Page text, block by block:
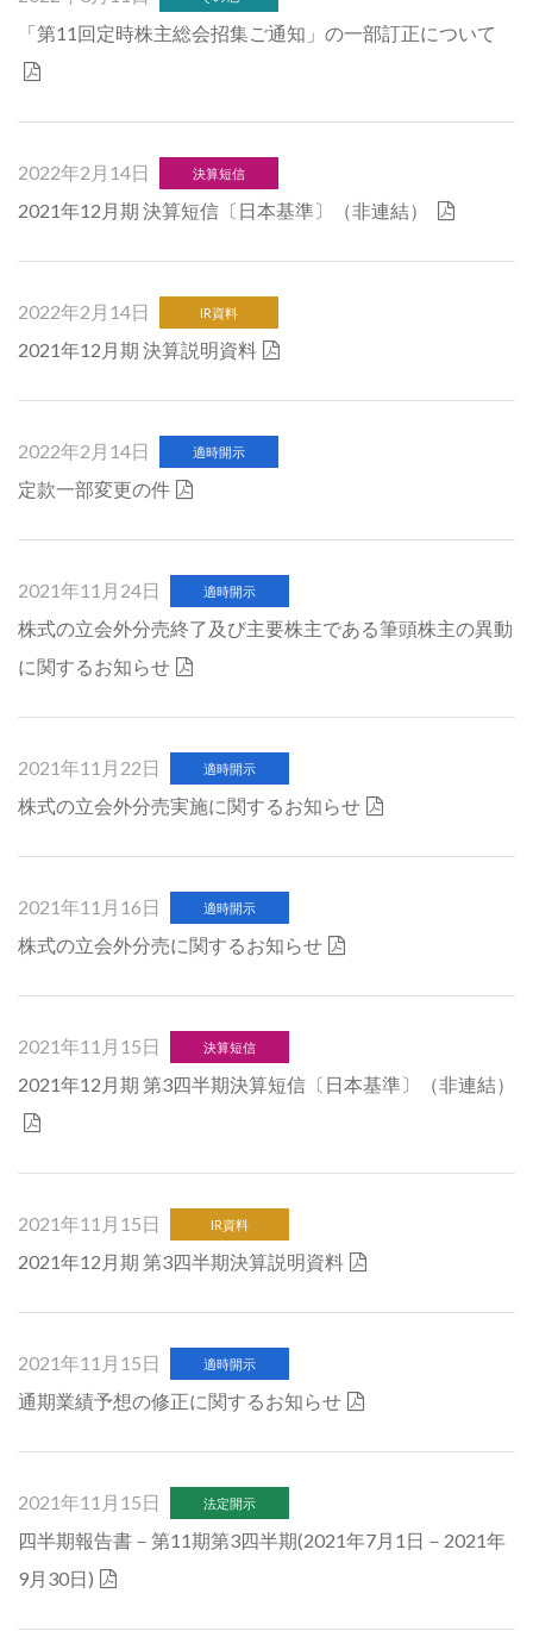
「第11回定時株主総会招集ご通知」の一部訂正について
2022年2月14日 決算短信
2021年12月期 決算短信〔日本基準〕（非連結）
2022年2月14日 IR資料
2021年12月期 決算説明資料
2022年2月14日 適時開示
定款一部変更の件
2021年11月24日 適時開示
株式の立会外分売終了及び主要株主である筆頭株主の異動
に関するお知らせ
2021年11月22日 適時開示
株式の立会外分売実施に関するお知らせ
2021年11月16日 適時開示
株式の立会外分売に関するお知らせ
2021年11月15日 決算短信
2021年12月期 第3四半期決算短信〔日本基準〕（非連結）
2021年11月15日 IR資料
2021年12月期 第3四半期決算説明資料
2021年11月15日 適時開示
通期業績予想の修正に関するお知らせ
2021年11月15日 法定開示
四半期報告書－第11期第3四半期(2021年7月1日－2021年
9月30日)